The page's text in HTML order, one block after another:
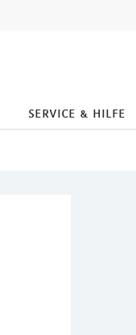
service & hilfe